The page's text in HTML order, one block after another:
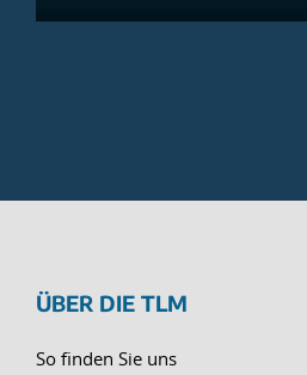
ÜBER DIE TLM
So finden Sie uns